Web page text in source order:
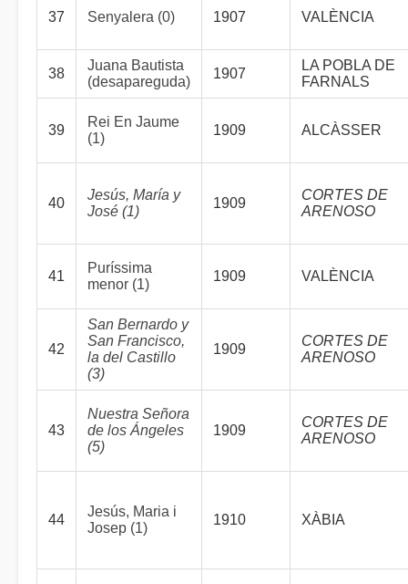
37 Senyalera (0) 1907 VALÈNCIA
38
Juana Bautista
(desapareguda)
1907
LA POBLA DE
FARNALS
39
Rei En Jaume
(1)
1909 ALCÀSSER
40
Jesús, María y
José (1)
1909
CORTES DE
ARENOSO
41
Puríssima
menor (1)
1909 VALÈNCIA
42
San Bernardo y
San Francisco,
la del Castillo
(3)
1909
CORTES DE
ARENOSO
43
Nuestra Señora
de los Ángeles
(5)
1909
CORTES DE
ARENOSO
44
Jesús, Maria i
Josep (1)
1910 XÀBIA